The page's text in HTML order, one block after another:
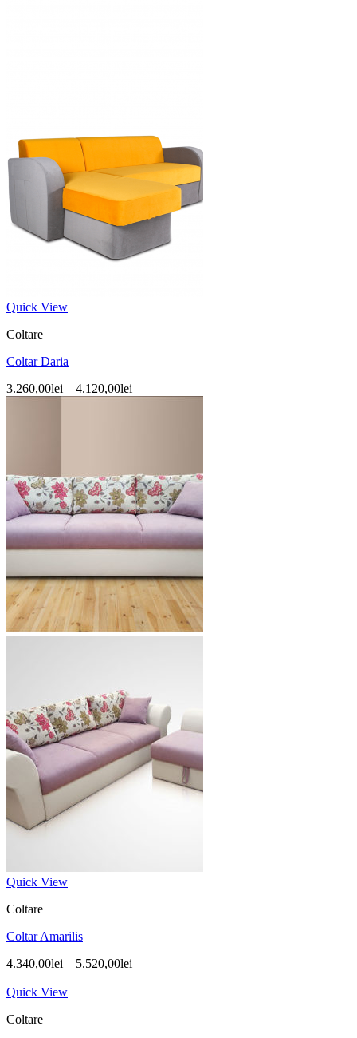
Quick View
Coltare
Coltar Daria
3.260,00lei – 4.120,00lei
Quick View
Coltare
Coltar Amarilis
4.340,00lei – 5.520,00lei
Quick View
Coltare